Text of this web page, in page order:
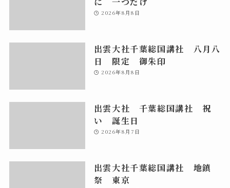
2026年8月8日
出雲大社千葉総国講社 八月八
日 限定 御朱印
2026年8月8日
出雲大社 千葉総国講社 祝
い 誕生日
2026年8月7日
出雲大社千葉総国講社 地鎮
祭 東京